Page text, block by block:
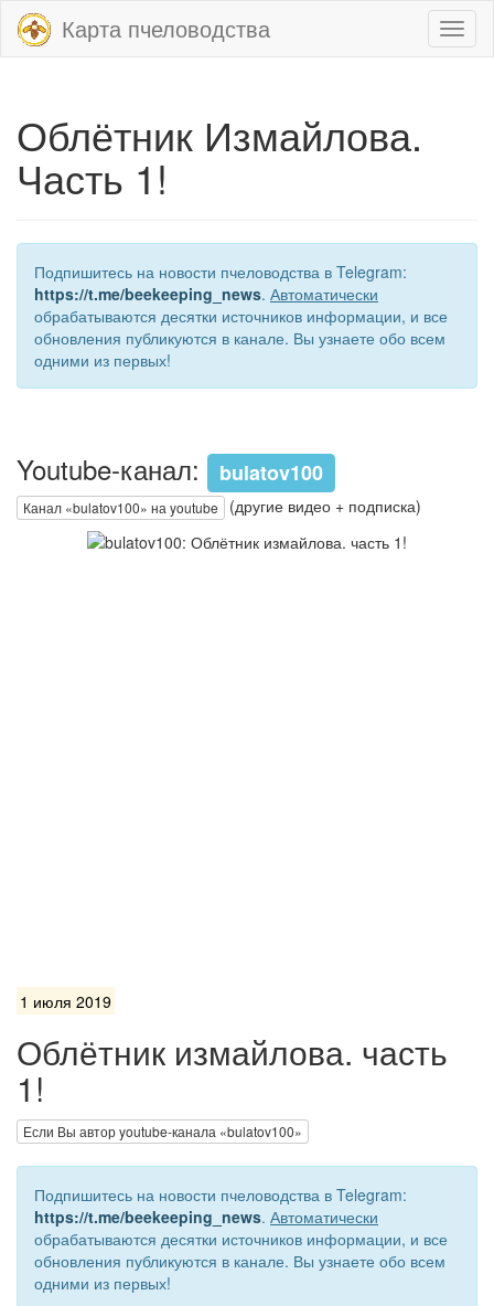
Карта пчеловодства
Облётник Измайлова.
Часть 1!
Подпишитесь на новости пчеловодства в Telegram:
https://t.me/beekeeping_news. Автоматически
обрабатываются десятки источников информации, и все
обновления публикуются в канале. Вы узнаете обо всем
одними из первых!
Youtube-канал: bulatov100
Канал «bulatov100» на youtube (другие видео + подписка)
1 июля 2019
Облётник измайлова. часть
1!
Если Вы автор youtube-канала «bulatov100»
Подпишитесь на новости пчеловодства в Telegram:
https://t.me/beekeeping_news. Автоматически
обрабатываются десятки источников информации, и все
обновления публикуются в канале. Вы узнаете обо всем
одними из первых!